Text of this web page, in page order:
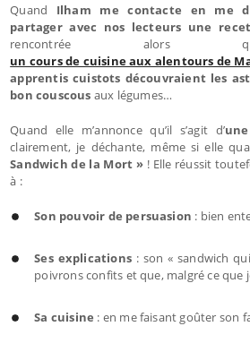
Quand Ilham me contacte en me
partager avec nos lecteurs une
rencontrée alors
un cours de cuisine aux alentours de
apprentis cuistots découvraient les
bon couscous aux légumes…
Quand elle m’annonce qu’il s’agit d’
clairement, je déchante, même si elle
Sandwich de la Mort » ! Elle réussit
à :
Son pouvoir de persuasion : bien
Ses explications: son « sandwich
poivrons confits et que, malgré ce que
Sa cuisine : en me faisant goûter son